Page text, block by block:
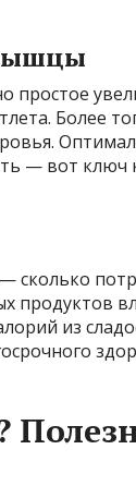
простое
Более
— вот ключ
сколько
продуктов
из